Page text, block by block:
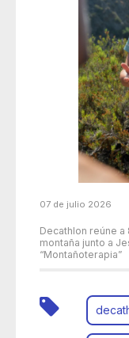
07 de julio 2026
Decathlon reúne
montaña junto a
“Montañoterapia”